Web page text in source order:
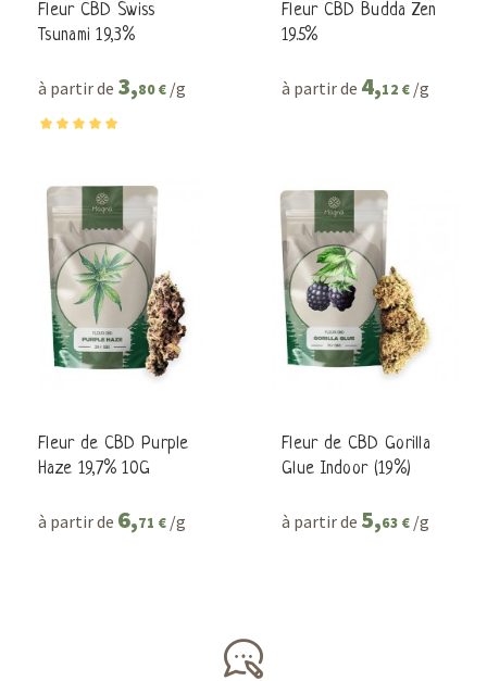
Fleur CBD Swiss
Tsunami 19,3%
à partir de 3,80 € /g
Fleur CBD Budda Zen
19.5%
à partir de 4,12 € /g
Fleur de CBD Purple
Haze 19,7% 10G
à partir de 6,71 € /g
Fleur de CBD Gorilla
Glue Indoor (19%)
à partir de 5,63 € /g